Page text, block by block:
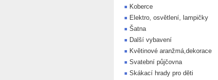
Koberce
Elektro, osvětlení, lampičky
Šatna
Další vybavení
Květinové aranžmá,dekorace
Svatební půjčovna
Skákací hrady pro děti